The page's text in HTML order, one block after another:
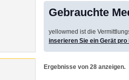
Gebrauchte
yellowmed ist die
inserieren Sie ein Gerät
Ergebnisse von 28 anzeigen.